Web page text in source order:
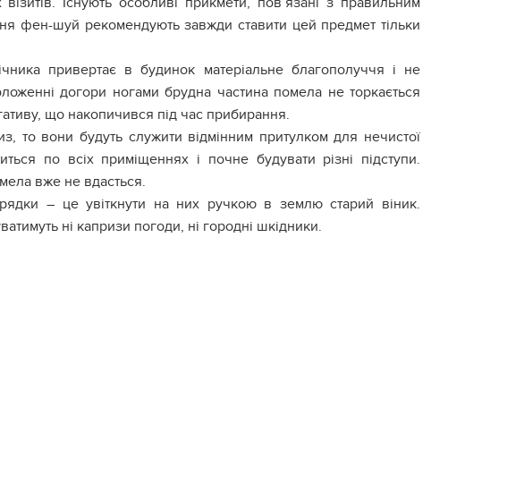
фен-шуй рекомендують завжди ставити цей предмет тільки
привертає в будинок матеріальне благополуччя і не
догори ногами брудна частина помела не торкається
що накопичився під час прибирання.
то вони будуть служити відмінним притулком для нeчиcтої
по всіх приміщеннях і почне будувати різні підступи.
вже не вдасться.
– це увіткнути на них ручкою в землю старий віник.
ні капризи погоди, ні городні шкідники.